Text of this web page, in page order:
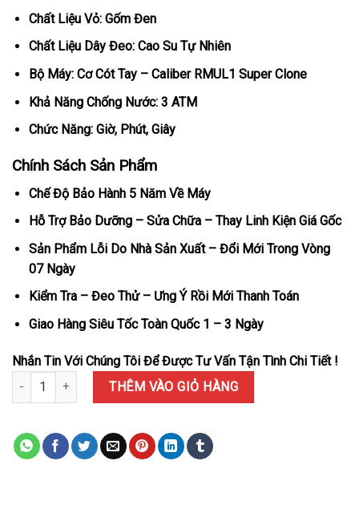
Chất Liệu Vỏ: Gốm Đen
Chất Liệu Dây Đeo: Cao Su Tự Nhiên
Bộ Máy: Cơ Cót Tay – Caliber RMUL1 Super Clone
Khả Năng Chống Nước: 3 ATM
Chức Năng: Giờ, Phút, Giây
Chính Sách Sản Phẩm
Chế Độ Bảo Hành 5 Năm Về Máy
Hỗ Trợ Bảo Dưỡng – Sửa Chữa – Thay Linh Kiện Giá Gốc
Sản Phẩm Lỗi Do Nhà Sản Xuất – Đổi Mới Trong Vòng
07 Ngày
Kiểm Tra – Đeo Thử – Ưng Ý Rồi Mới Thanh Toán
Giao Hàng Siêu Tốc Toàn Quốc 1 – 3 Ngày
Nhắn Tin Với Chúng Tôi Để Được Tư Vấn Tận Tình Chi Tiết !
Đồng Hồ Richard Mille RM 035 Rafael Nadal Americas Limited
THÊM VÀO GIỎ HÀNG